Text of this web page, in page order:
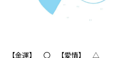
【金運】 〇 【愛情】 △